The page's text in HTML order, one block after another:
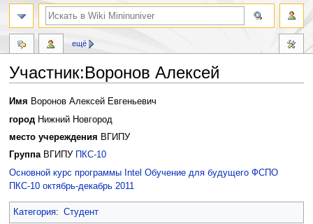
Участник:Воронов Алексей
Перейти
навигации
Перейти
поиску
Имя Воронов Алексей Евгеньевич
городНижний Новгород
место учереждения ВГИПУ
ГруппаВГИПУ
ПКС-10
Основной курс программы Intel Обучение для будущего ФСПО
ПКС-10 октябрь-декабрь 2011
Категория: Студент
ещё